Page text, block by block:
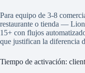
Para equipo de 3-8
restaurante o tienda —
15+ con flujos
que justifican la diferencia
Tiempo de activación: